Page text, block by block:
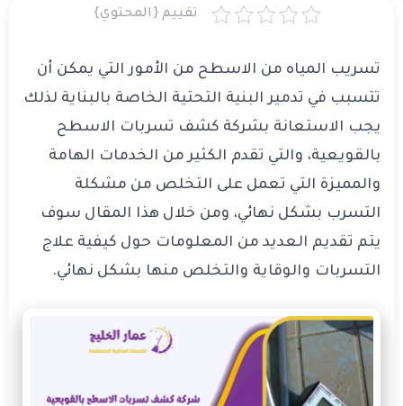
تقييم {المحتوي}
تسريب المياه من الاسطح من الأمور التي يمكن أن
تتسبب في تدمير البنية التحتية الخاصة بالبناية لذلك
يجب الاستعانة بشركة كشف تسربات الاسطح
بالقويعية، والتي تقدم الكثير من الخدمات الهامة
والمميزة التي تعمل على التخلص من مشكلة
التسرب بشكل نهائي، ومن خلال هذا المقال سوف
يتم تقديم العديد من المعلومات حول كيفية علاج
التسربات والوقاية والتخلص منها بشكل نهائي.